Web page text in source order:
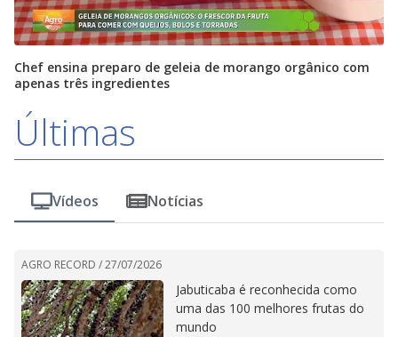
Chef ensina preparo de geleia de morango orgânico com
apenas três ingredientes
Últimas
Vídeos Notícias
AGRO RECORD /27/07/2026
Jabuticaba é reconhecida como
uma das 100 melhores frutas do
mundo